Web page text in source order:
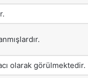
olarak görülmektedir.